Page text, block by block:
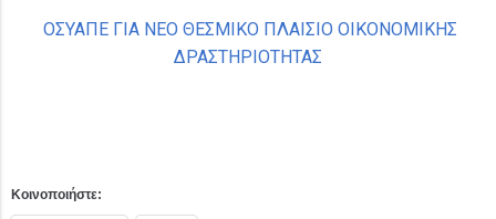
ΟΣΥΑΠΕ ΓΙΑ ΝΕΟ ΘΕΣΜΙΚΟ ΠΛΑΙΣΙΟ ΟΙΚΟΝΟΜΙΚΗΣ
ΔΡΑΣΤΗΡΙΟΤΗΤΑΣ
Κοινοποιήστε: